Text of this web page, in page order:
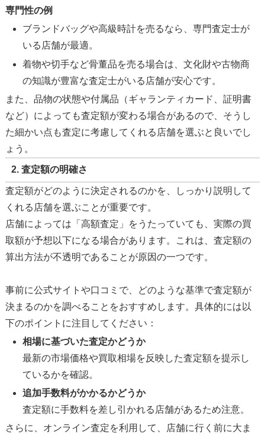
専門性の例
ブランドバッグや高級時計を売るなら、専門査定士が
いる店舗が最適。
着物や切手など骨董品を売る場合は、文化財や古物商
の知識が豊富な査定士がいる店舗が安心です。
また、品物の状態や付属品（ギャランティカード、証明書
など）によっても査定額が変わる場合があるので、そうし
た細かい点も査定に考慮してくれる店舗を選ぶと良いでし
ょう。
2. 査定額の明確さ
査定額がどのように決定されるのかを、しっかり説明して
くれる店舗を選ぶことが重要です。
店舗によっては「高額査定」をうたっていても、実際の買
取額が予想以下になる場合があります。これは、査定額の
算出方法が不透明であることが原因の一つです。
事前に公式サイトや口コミで、どのような基準で査定額が
決まるのかを調べることをおすすめします。具体的には以
下のポイントに注目してください：
相場に基づいた査定かどうか
最新の市場価格や買取相場を反映した査定額を提示し
ているかを確認。
追加手数料がかかるかどうか
査定額に手数料を差し引かれる店舗があるため注意。
さらに、オンライン査定を利用して、店舗に行く前に大ま